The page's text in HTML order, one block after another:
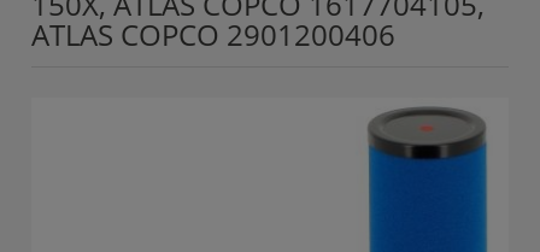
ATLAS COPCO 2901200406